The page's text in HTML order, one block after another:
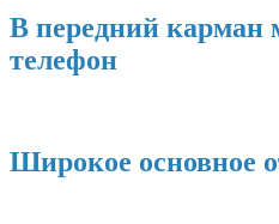
В передний карман
телефон
Широкое основное